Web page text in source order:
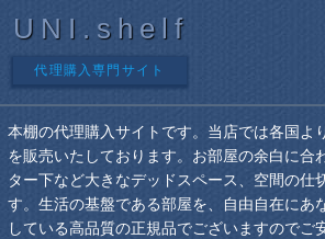
UNI.shelf
代理購入専門サイト
本棚の代理購入サイトです。当店では各国よ
を販売いたしております。お部屋の余白に合
ター下など大きなデッドスペース、空間の仕
す。生活の基盤である部屋を、自由自在にあ
している高品質の正規品でございますのでご